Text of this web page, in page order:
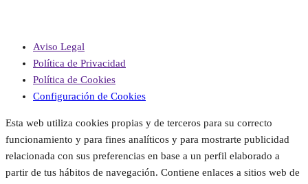
Aviso Legal
Política de Privacidad
Política de Cookies
Configuración de Cookies
Esta web utiliza cookies propias y de terceros para su correcto
funcionamiento y para fines analíticos y para mostrarte publicidad
relacionada con sus preferencias en base a un perfil elaborado a
partir de tus hábitos de navegación. Contiene enlaces a sitios web de